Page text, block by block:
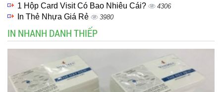
1 Hộp Card Visit Có Bao Nhiêu Cái? 4306
In Thẻ Nhựa Giá Rẻ 3980
IN NHANH DANH THIẾP